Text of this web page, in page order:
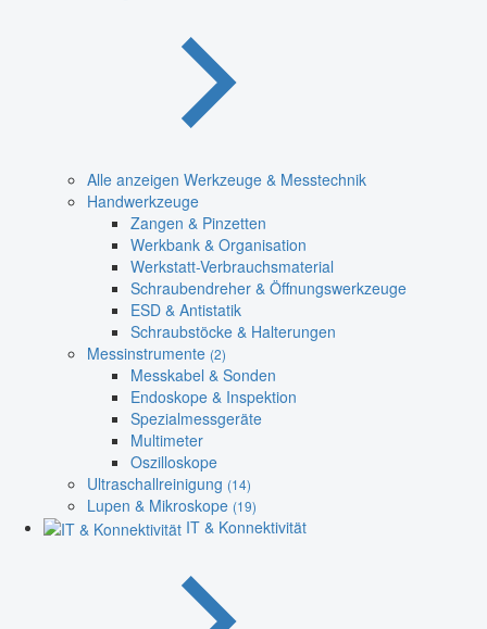
Alle anzeigen Werkzeuge & Messtechnik
Handwerkzeuge
Zangen & Pinzetten
Werkbank & Organisation
Werkstatt-Verbrauchsmaterial
Schraubendreher & Öffnungswerkzeuge
ESD & Antistatik
Schraubstöcke & Halterungen
Messinstrumente (2)
Messkabel & Sonden
Endoskope & Inspektion
Spezialmessgeräte
Multimeter
Oszilloskope
Ultraschallreinigung (14)
Lupen & Mikroskope (19)
IT & Konnektivität